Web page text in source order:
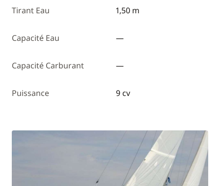
Tirant Eau 1,50 m
Capacité Eau —
Capacité Carburant —
Puissance 9 cv